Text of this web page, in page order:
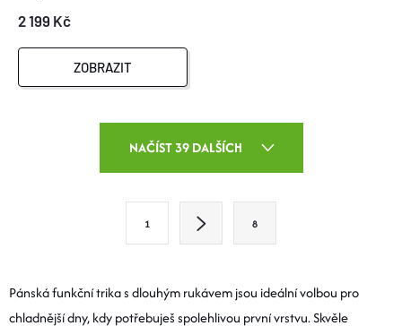
2 199 Kč
ZOBRAZIT
D
A
NAČÍST 39 DALŠÍCH
Á
N
1 8
Pánská funkční trika s dlouhým rukávem jsou ideální volbou pro
chladnější dny, kdy potřebuješ spolehlivou první vrstvu. Skvěle